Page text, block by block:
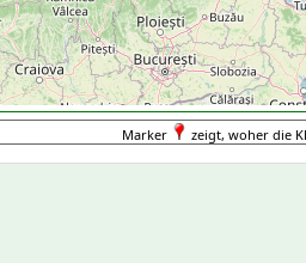
Marker zeigt, woher die